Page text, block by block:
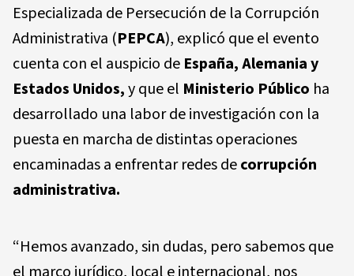
Especializada de Persecución de la Corrupción
Administrativa (PEPCA), explicó que el evento
cuenta con el auspicio de España, Alemania y
Estados Unidos,y que el Ministerio Público ha
desarrollado una labor de investigación con la
puesta en marcha de distintas operaciones
encaminadas a enfrentar redes decorrupción
administrativa.
“Hemos avanzado, sin dudas, pero sabemos que